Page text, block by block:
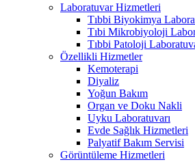
Laboratuvar Hizmetleri
Tıbbi Biyokimya
Tıbi Mikrobiyoloji
Tıbbi Patoloji
Özellikli Hizmetler
Kemoterapi
Diyaliz
Yoğun Bakım
Organ ve Doku Nakli
Uyku Laboratuvarı
Evde Sağlık Hizmetleri
Palyatif Bakım Servisi
Görüntüleme Hizmetleri